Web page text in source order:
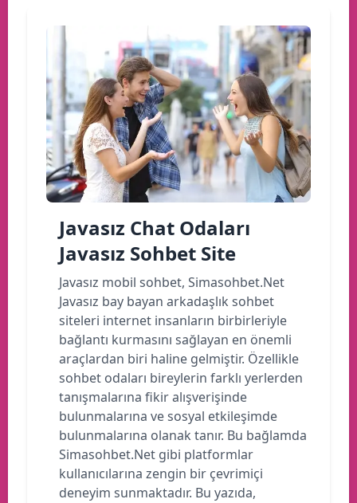
Javasız Chat Odaları
Javasız Sohbet Site
Javasız mobil sohbet, Simasohbet.Net
Javasız bay bayan arkadaşlık sohbet
siteleri internet insanların birbirleriyle
bağlantı kurmasını sağlayan en önemli
araçlardan biri haline gelmiştir. Özellikle
sohbet odaları bireylerin farklı yerlerden
tanışmalarına fikir alışverişinde
bulunmalarına ve sosyal etkileşimde
bulunmalarına olanak tanır. Bu bağlamda
Simasohbet.Net gibi platformlar
kullanıcılarına zengin bir çevrimiçi
deneyim sunmaktadır. Bu yazıda,